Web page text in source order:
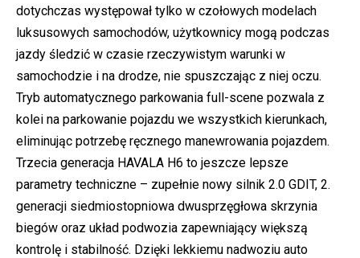
dotychczas występował tylko w czołowych modelach
luksusowych samochodów, użytkownicy mogą podczas
jazdy śledzić w czasie rzeczywistym warunki w
samochodzie i na drodze, nie spuszczając z niej oczu.
Tryb automatycznego parkowania full-scene pozwala z
kolei na parkowanie pojazdu we wszystkich kierunkach,
eliminując potrzebę ręcznego manewrowania pojazdem.
Trzecia generacja HAVALA H6 to jeszcze lepsze
parametry techniczne – zupełnie nowy silnik 2.0 GDIT, 2.
generacji siedmiostopniowa dwusprzęgłowa skrzynia
biegów oraz układ podwozia zapewniający większą
kontrolę i stabilność. Dzięki lekkiemu nadwoziu auto